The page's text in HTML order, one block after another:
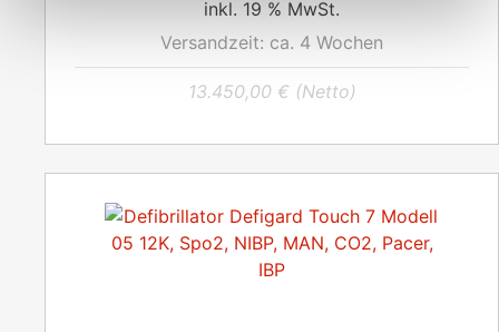
inkl. 19 % MwSt.
Versandzeit: ca. 4 Wochen
13.450,00 €(Netto)